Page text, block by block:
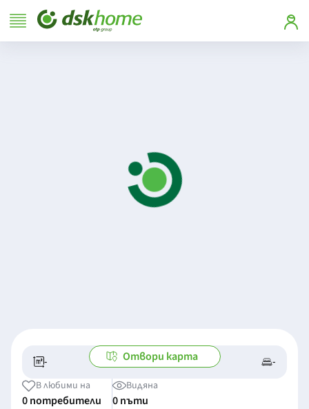
- -/- -
Отвори карта
В любими на
0 потребители
Видяна
0 пъти